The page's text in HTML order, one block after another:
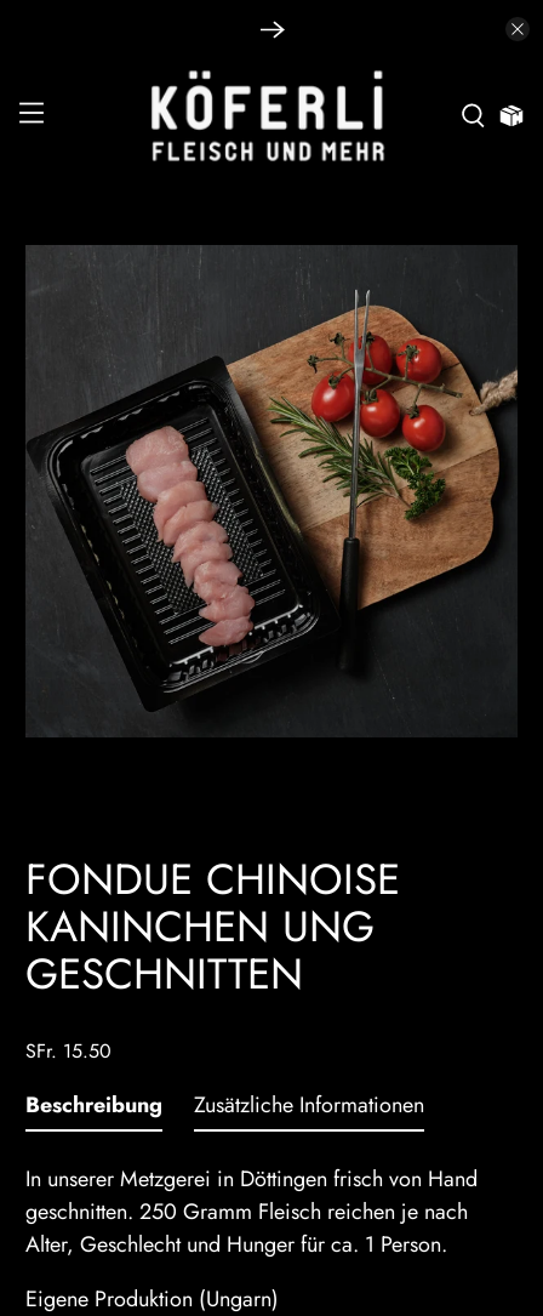
FONDUE CHINOISE
KANINCHEN UNG
GESCHNITTEN
SFr. 15.50
Beschreibung
In unserer Metzgerei in Döttingen frisch von Hand
geschnitten. 250 Gramm Fleisch reichen je nach
Alter, Geschlecht und Hunger für ca. 1 Person.
Eigene Produktion (Ungarn)
Zusätzliche Informationen